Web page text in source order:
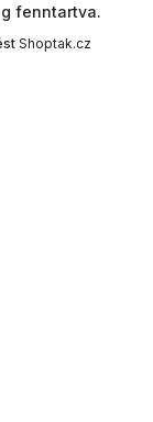
fenntartva.
Shoptak.cz